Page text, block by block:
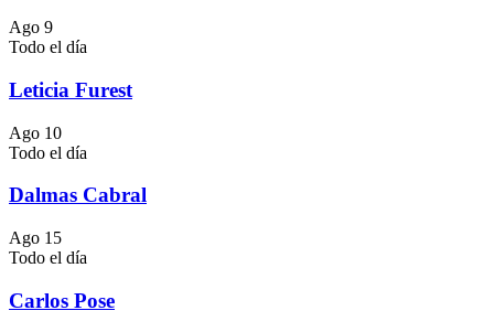
Ago 9
Todo el día
Leticia Furest
Ago 10
Todo el día
Dalmas Cabral
Ago 15
Todo el día
Carlos Pose